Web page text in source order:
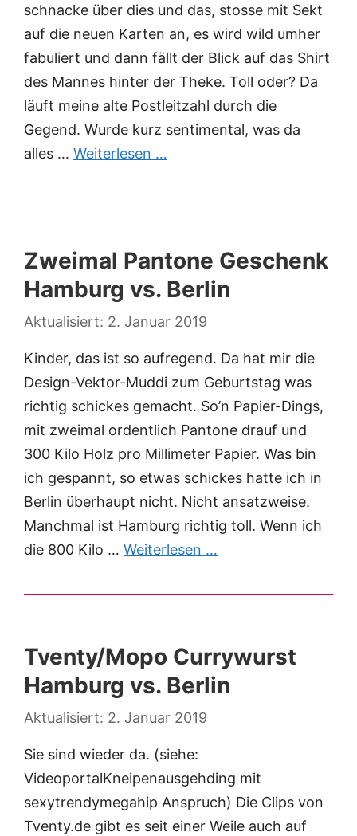
schnacke über dies und das, stosse mit Sekt
auf die neuen Karten an, es wird wild umher
fabuliert und dann fällt der Blick auf das Shirt
des Mannes hinter der Theke. Toll oder? Da
läuft meine alte Postleitzahl durch die
Gegend. Wurde kurz sentimental, was da
alles … Weiterlesen …
Zweimal Pantone Geschenk
Hamburg vs. Berlin
2. Januar 2019
Kinder, das ist so aufregend. Da hat mir die
Design-Vektor-Muddi zum Geburtstag was
richtig schickes gemacht. So’n Papier-Dings,
mit zweimal ordentlich Pantone drauf und
300 Kilo Holz pro Millimeter Papier. Was bin
ich gespannt, so etwas schickes hatte ich in
Berlin überhaupt nicht. Nicht ansatzweise.
Manchmal ist Hamburg richtig toll. Wenn ich
die 800 Kilo … Weiterlesen …
Tventy/Mopo Currywurst
Hamburg vs. Berlin
2. Januar 2019
Sie sind wieder da. (siehe:
VideoportalKneipenausgehding mit
sexytrendymegahip Anspruch) Die Clips von
Tventy.de gibt es seit einer Weile auch auf